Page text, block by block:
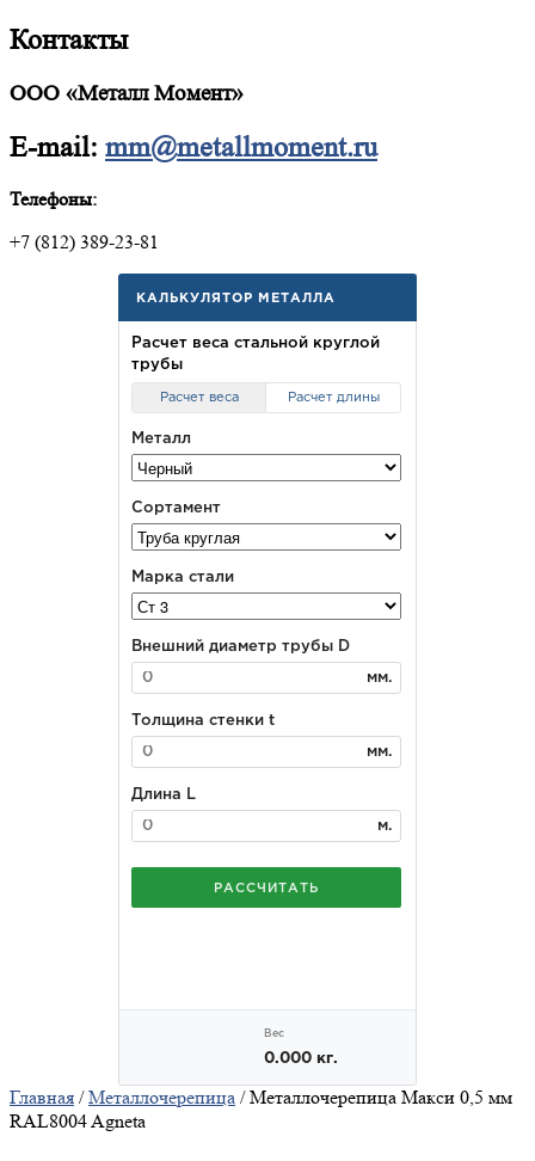
Контакты
ООО «Металл Момент»
E-mail: mm@metallmoment.ru
Телефоны:
+7 (812) 389-23-81
Главная /Металлочерепица / Металлочерепица Макси 0,5 мм
RAL8004 Agneta